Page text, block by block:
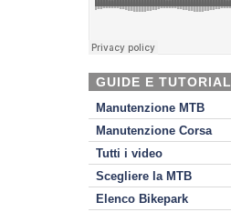
GUIDE E TUTORIAL
Manutenzione MTB
Manutenzione Corsa
Tutti i video
Scegliere la MTB
Elenco Bikepark